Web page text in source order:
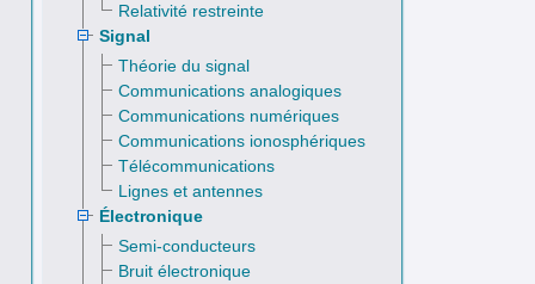
Relativité restreinte
Signal
Théorie du signal
Communications analogiques
Communications numériques
Communications ionosphériques
Télécommunications
Lignes et antennes
Électronique
Semi-conducteurs
Bruit électronique
aux originaux [g(t), sin(at)]